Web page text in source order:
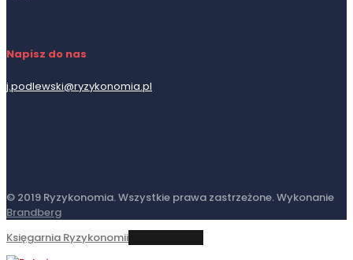
Napisz do nas
j.podlewski@ryzykonomia.pl
© 2019 Ryzykonomia. Wszystkie prawa zastrzeżone. Wykonanie
Brandberg
Księgarnia Ryzykonomii